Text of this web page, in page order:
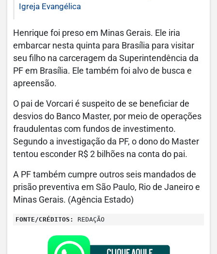
Igreja Evangélica
Henrique foi preso em Minas Gerais. Ele iria
embarcar nesta quinta para Brasília para visitar
seu filho na carceragem da Superintendência da
PF em Brasília. Ele também foi alvo de busca e
apreensão.
O pai de Vorcari é suspeito de se beneficiar de
desvios do Banco Master, por meio de operações
fraudulentas com fundos de investimento.
Segundo a investigação da PF, o dono do Master
tentou esconder R$ 2 bilhões na conta do pai.
A PF também cumpre outros seis mandados de
prisão preventiva em São Paulo, Rio de Janeiro e
Minas Gerais. (Agência Estado)
FONTE/CRÉDITOS: REDAÇÃO